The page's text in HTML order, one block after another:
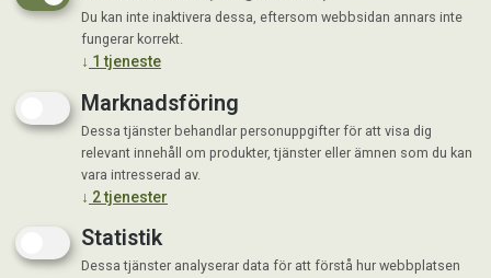
Du kan inte inaktivera dessa, eftersom webbsidan annars inte
fungerar korrekt.
↓ 1 tjeneste
Marknadsföring
Dessa tjänster behandlar personuppgifter för att visa dig
relevant innehåll om produkter, tjänster eller ämnen som du kan
vara intresserad av.
↓ 2tjenester
Statistik
Dessa tjänster analyserar data för att förstå hur webbplatsen